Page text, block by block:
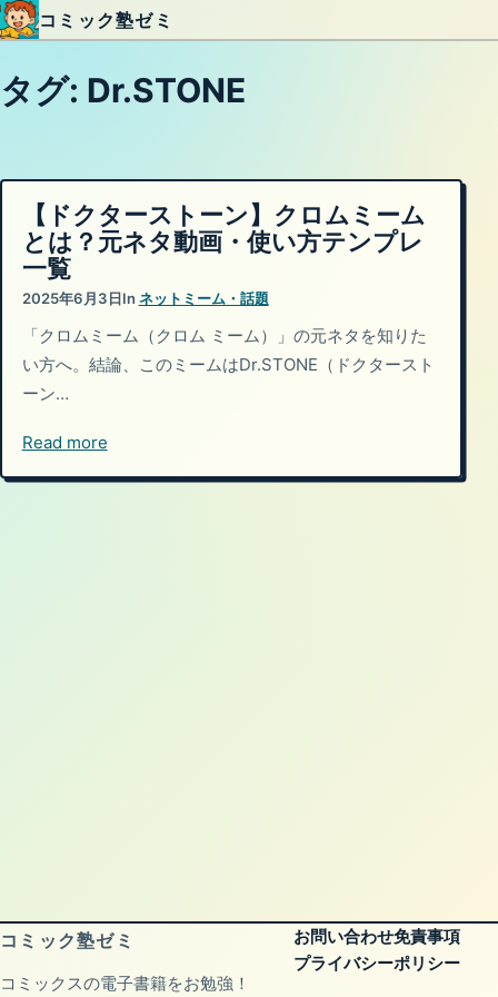
内容をスキップ
コミック塾ゼミ
タグ: Dr.STONE
【ドクターストーン】クロムミーム
とは？元ネタ動画・使い方テンプレ
一覧
2025年6月3日In ネットミーム・話題
「クロムミーム（クロム ミーム）」の元ネタを知りた
い方へ。結論、このミームはDr.STONE（ドクタースト
ーン…
Read more
コミック塾ゼミ
コミックスの電子書籍をお勉強！
お問い合わせ免責事項
プライバシーポリシー